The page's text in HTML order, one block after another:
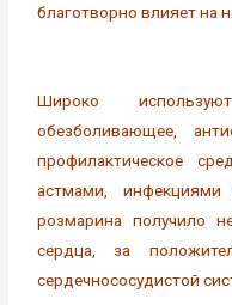
благотворно влияет на
Широко
обезболивающее,
профилактическое
астмами,
розмарина получило
сердца, за
сердечнососудистой